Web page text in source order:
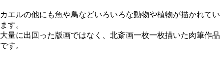
カエルの他にも魚や鳥などいろいろな動物や植物が描かれてい
ます。
大量に出回った版画ではなく、北斎画一枚一枚描いた肉筆作品
です。